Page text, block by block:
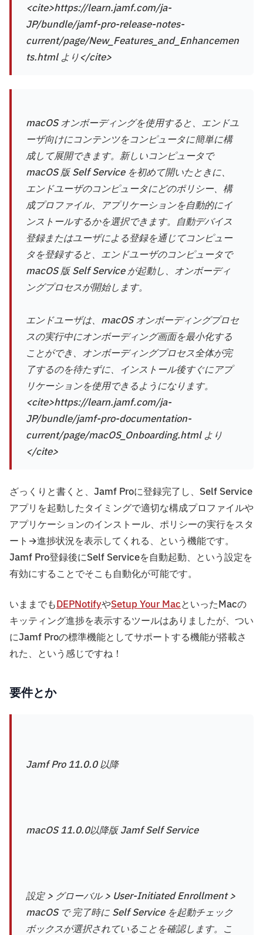
<cite>https://learn.jamf.com/ja-
JP/bundle/jamf-pro-release-notes-
current/page/New_Features_and_Enhancemen
ts.html より</cite>
macOS オンボーディングを使用すると、エンドユ
ーザ向けにコンテンツをコンピュータに簡単に構
成して展開できます。新しいコンピュータで
macOS 版 Self Service を初めて開いたときに、
エンドユーザのコンピュータにどのポリシー、構
成プロファイル、アプリケーションを自動的にイ
ンストールするかを選択できます。自動デバイス
登録またはユーザによる登録を通じてコンピュー
タを登録すると、エンドユーザのコンピュータで
macOS 版 Self Service が起動し、オンボーディ
ングプロセスが開始します。
エンドユーザは、macOS オンボーディングプロセ
スの実行中にオンボーディング画面を最小化する
ことができ、オンボーディングプロセス全体が完
了するのを待たずに、インストール後すぐにアプ
リケーションを使用できるようになります。
<cite>https://learn.jamf.com/ja-
JP/bundle/jamf-pro-documentation-
current/page/macOS_Onboarding.html より
</cite>
ざっくりと書くと、Jamf Proに登録完了し、Self Service
アプリを起動したタイミングで適切な構成プロファイルや
アプリケーションのインストール、ポリシーの実行をスタ
ート→進捗状況を表示してくれる、という機能です。
Jamf Pro登録後にSelf Serviceを自動起動、という設定を
有効にすることでそこも自動化が可能です。
いままでもDEPNotifyやSetup Your MacといったMacの
キッティング進捗を表示するツールはありましたが、つい
にJamf Proの標準機能としてサポートする機能が搭載さ
れた、という感じですね！
要件とか
Jamf Pro 11.0.0 以降
macOS 11.0.0以降版 Jamf Self Service
設定 > グローバル > User-Initiated Enrollment >
macOS で 完了時に Self Service を起動チェック
ボックスが選択されていることを確認します。こ